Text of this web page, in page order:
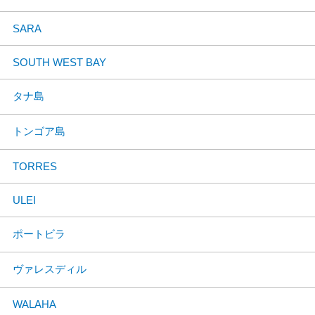
SARA
SOUTH WEST BAY
タナ島
トンゴア島
TORRES
ULEI
ポートビラ
ヴァレスディル
WALAHA